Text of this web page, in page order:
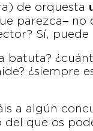
de orquesta
parezca– no
Sí,
batuta?
¿siempre
a algún
que os